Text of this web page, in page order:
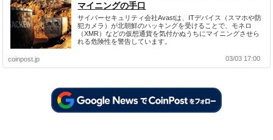
マイニングの手口
サイバーセキュリティ会社Avastは、ITデバイス（スマホや防
犯カメラ）が北朝鮮のハッキングを受けることで、モネロ
（XMR）などの仮想通貨を気付かぬうちにマイニングさせら
れる危険性を警告しています。
coinpost.jp 03/03 17:00